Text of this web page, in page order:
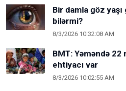
Bir damla göz yaşı
bilərmi?
8/3/2026 10:32:08 AM
BMT: Yəməndə 22
ehtiyacı var
8/3/2026 10:02:55 AM